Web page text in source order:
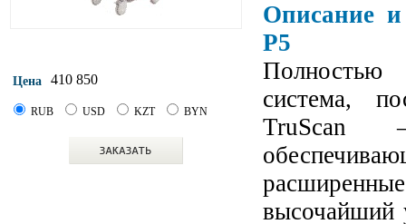
Цена 410 850
RUB USD KZT BYN
Описание и
P5
Полностью
система,
TruScan
высочайший